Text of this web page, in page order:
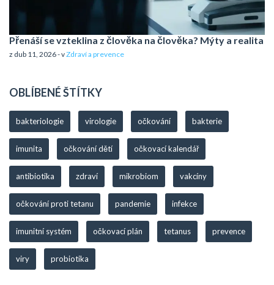
Přenáší se vzteklina z člověka na člověka? Mýty a realita
z dub 11, 2026 - vZdraví a prevence
OBLÍBENÉ ŠTÍTKY
bakteriologie virologie očkování bakterie
imunita očkování dětí očkovací kalendář
antibiotika zdraví mikrobiom vakcíny
očkování proti tetanu pandemie infekce
imunitní systém očkovací plán tetanus prevence
viry probiotika